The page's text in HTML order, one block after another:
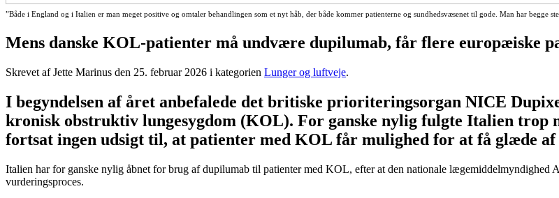
”Både i England og i Italien er man meget positive og omtaler behandlingen som et nyt håb, der både kommer patienterne og sundhedsvæsenet til gode. Man har begge
Mens danske KOL-patienter må undvære dupilumab, får flere europæiske
Skrevet af Jette Marinus den 25. februar 2026 i kategorien Lunger og luftveje.
I begyndelsen af året anbefalede det britiske prioriteringsorgan NICE
kronisk obstruktiv lungesygdom (KOL). For ganske nylig fulgte Italien trop
fortsat ingen udsigt til, at patienter med KOL får mulighed for at få glæde af
Italien har for ganske nylig åbnet for brug af dupilumab til patienter med KOL, efter at den nationale lægemiddelmyndighed
vurderingsproces.